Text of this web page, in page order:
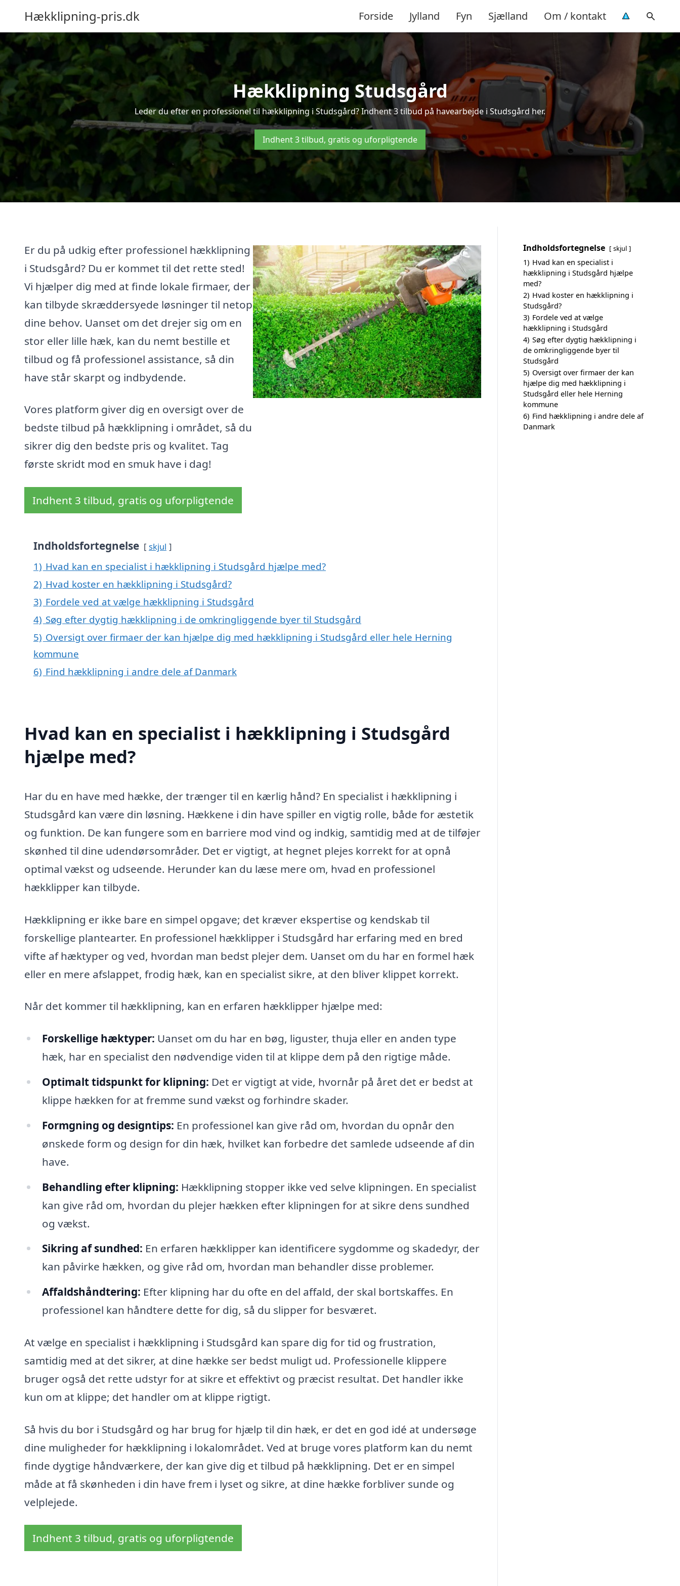
Hækklipning-pris.dk Forside Jylland Fyn Sjælland Om / kontakt
Hækklipning Studsgård
Leder du efter en professionel til hækklipning i Studsgård? Indhent 3 tilbud på havearbejde i Studsgård her.
Indhent 3 tilbud, gratis og uforpligtende
Er du på udkig efter professionel hækklipning
i Studsgård? Du er kommet til det rette sted!
Vi hjælper dig med at finde lokale firmaer, der
kan tilbyde skræddersyede løsninger til netop
dine behov. Uanset om det drejer sig om en
stor eller lille hæk, kan du nemt bestille et
tilbud og få professionel assistance, så din
have står skarpt og indbydende.
Vores platform giver dig en oversigt over de
bedste tilbud på hækklipning i området, så du
sikrer dig den bedste pris og kvalitet. Tag
første skridt mod en smuk have i dag!
Indhent 3 tilbud, gratis og uforpligtende
Indholdsfortegnelse skjul
1) Hvad kan en specialist i hækklipning i Studsgård hjælpe med?
2) Hvad koster en hækklipning i Studsgård?
3) Fordele ved at vælge hækklipning i Studsgård
4) Søg efter dygtig hækklipning i de omkringliggende byer til Studsgård
5) Oversigt over firmaer der kan hjælpe dig med hækklipning i Studsgård eller hele Herning
kommune
6) Find hækklipning i andre dele af Danmark
Hvad kan en specialist i hækklipning i Studsgård
hjælpe med?
Har du en have med hække, der trænger til en kærlig hånd? En specialist i hækklipning i
Studsgård kan være din løsning. Hækkene i din have spiller en vigtig rolle, både for æstetik
og funktion. De kan fungere som en barriere mod vind og indkig, samtidig med at de tilføjer
skønhed til dine udendørsområder. Det er vigtigt, at hegnet plejes korrekt for at opnå
optimal vækst og udseende. Herunder kan du læse mere om, hvad en professionel
hækklipper kan tilbyde.
Hækklipning er ikke bare en simpel opgave; det kræver ekspertise og kendskab til
forskellige plantearter. En professionel hækklipper i Studsgård har erfaring med en bred
vifte af hæktyper og ved, hvordan man bedst plejer dem. Uanset om du har en formel hæk
eller en mere afslappet, frodig hæk, kan en specialist sikre, at den bliver klippet korrekt.
Når det kommer til hækklipning, kan en erfaren hækklipper hjælpe med:
Forskellige hæktyper: Uanset om du har en bøg, liguster, thuja eller en anden type
hæk, har en specialist den nødvendige viden til at klippe dem på den rigtige måde.
Optimalt tidspunkt for klipning: Det er vigtigt at vide, hvornår på året det er bedst at
klippe hækken for at fremme sund vækst og forhindre skader.
Formgning og designtips: En professionel kan give råd om, hvordan du opnår den
ønskede form og design for din hæk, hvilket kan forbedre det samlede udseende af din
have.
Behandling efter klipning: Hækklipning stopper ikke ved selve klipningen. En specialist
kan give råd om, hvordan du plejer hækken efter klipningen for at sikre dens sundhed
og vækst.
Sikring af sundhed: En erfaren hækklipper kan identificere sygdomme og skadedyr, der
kan påvirke hækken, og give råd om, hvordan man behandler disse problemer.
Affaldshåndtering: Efter klipning har du ofte en del affald, der skal bortskaffes. En
professionel kan håndtere dette for dig, så du slipper for besværet.
At vælge en specialist i hækklipning i Studsgård kan spare dig for tid og frustration,
samtidig med at det sikrer, at dine hække ser bedst muligt ud. Professionelle klippere
bruger også det rette udstyr for at sikre et effektivt og præcist resultat. Det handler ikke
kun om at klippe; det handler om at klippe rigtigt.
Så hvis du bor i Studsgård og har brug for hjælp til din hæk, er det en god idé at undersøge
dine muligheder for hækklipning i lokalområdet. Ved at bruge vores platform kan du nemt
finde dygtige håndværkere, der kan give dig et tilbud på hækklipning. Det er en simpel
måde at få skønheden i din have frem i lyset og sikre, at dine hække forbliver sunde og
velplejede.
Indhent 3 tilbud, gratis og uforpligtende
Indholdsfortegnelse skjul
1) Hvad kan en specialist i
hækklipning i Studsgård hjælpe
med?
2) Hvad koster en hækklipning i
Studsgård?
3) Fordele ved at vælge
hækklipning i Studsgård
4) Søg efter dygtig hækklipning i
de omkringliggende byer til
Studsgård
5) Oversigt over firmaer der kan
hjælpe dig med hækklipning i
Studsgård eller hele Herning
kommune
6) Find hækklipning i andre dele af
Danmark